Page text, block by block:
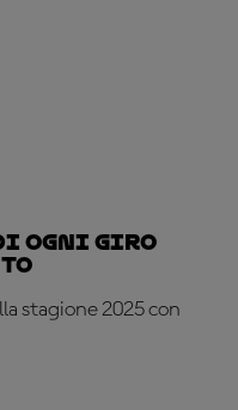
ogni giro
stagione 2025 con